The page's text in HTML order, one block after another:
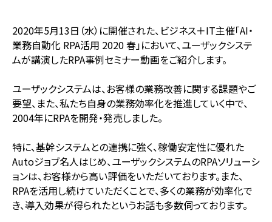
2020年5月13日（水）に開催された、ビジネス＋IT主催「AI・
業務自動化 RPA活用 2020 春」において、ユーザックシステ
ムが講演したRPA事例セミナー動画をご紹介します。
ユーザックシステムは、お客様の業務改善に関する課題やご
要望、また、私たち自身の業務効率化を推進していく中で、
2004年にRPAを開発・発売しました。
特に、基幹システムとの連携に強く、稼働安定性に優れた
Autoジョブ名人はじめ、ユーザックシステムのRPAソリューシ
ョンは、お客様から高い評価をいただいております。また、
RPAを活用し続けていただくことで、多くの業務が効率化で
き、導入効果が得られたというお話も多数伺っております。